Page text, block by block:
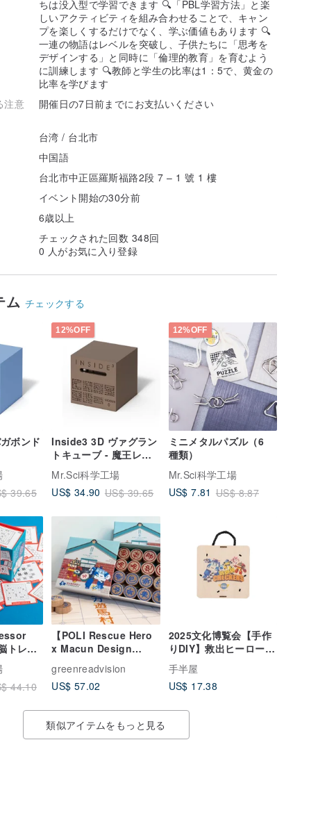
ちは没入型で学習できます 🔍「PBL学習方法」と楽
しいアクティビティを組み合わせることで、キャン
プを楽しくするだけでなく、学ぶ価値もあります 🔍
一連の物語はレベルを突破し、子供たちに「思考を
デザインする」と同時に「倫理的教育」を育むよう
に訓練します 🔍教師と学生の比率は1：5で、黄金の
比率を学びます
注意
開催日の7日前までにお支払いください
台湾 / 台北市
中国語
台北市中正區羅斯福路2段 7 – 1 號 1 樓
イベント開始の30分前
6歳以上
チェックされた回数 348回
0 人がお気に入り登録
ム チェックする
ボンド
39.65
12%OFF
Inside3 3D ヴァグラン
トキューブ - 魔王レベ
ルエントリー
Mr.Sci科学工場
US$ 34.90 US$ 39.65
12%OFF
ミニメタルパズル（6
種類）
Mr.Sci科学工場
US$ 7.81 US$ 8.87
トレ問
44.10
【POLI Rescue Hero
x Macun Design
Lab】ジョイントチェス
セット
greenreadvision
US$ 57.02
2025文化博覧会【手作
りDIY】救出ヒーロー！
DIYジャンピングチェッ
カーズPOLI
手半屋
US$ 17.38
類似アイテムをもっと見る